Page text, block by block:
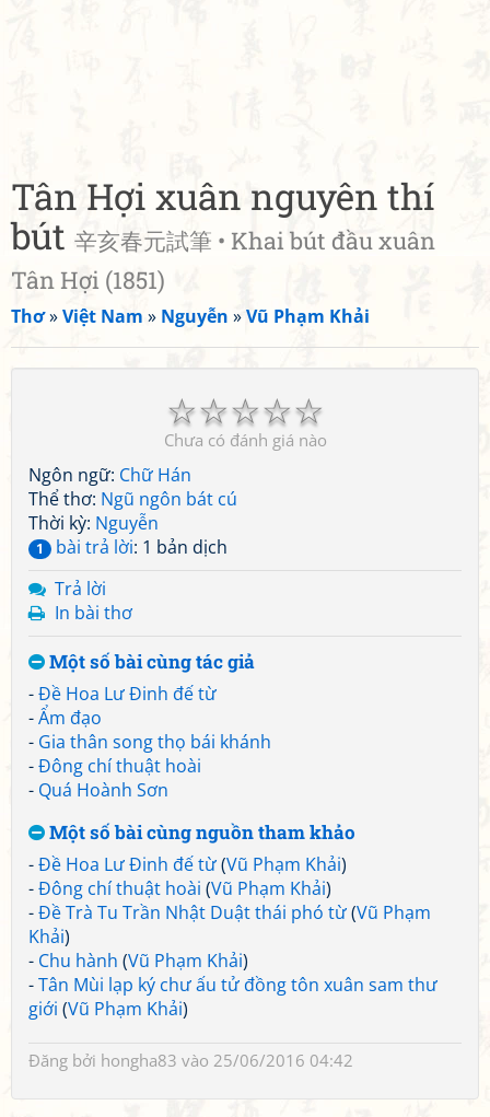
Tân Hợi xuân nguyên thí
bút 辛亥春元試筆 • Khai bút đầu xuân
Tân Hợi (1851)
Thơ»Việt Nam » Nguyễn »Vũ Phạm Khải
☆
☆
☆
☆
☆
Chưa có đánh giá nào
Ngôn ngữ: Chữ Hán
Thể thơ: Ngũ ngôn bát cú
Thời kỳ: Nguyễn
1 bài trả lời: 1 bản dịch
Trả lời
In bài thơ
Một số bài cùng tác giả
-Đề Hoa Lư Đinh đế từ
-Ẩm đạo
- Gia thân song thọ bái khánh
-Đông chí thuật hoài
- Quá Hoành Sơn
Một số bài cùng nguồn tham khảo
-Đề Hoa Lư Đinh đế từ(Vũ Phạm Khải)
-Đông chí thuật hoài (Vũ Phạm Khải)
-Đề Trà Tu Trần Nhật Duật thái phó từ(Vũ Phạm
Khải)
- Chu hành (Vũ Phạm Khải)
-Tân Mùi lạp ký chư ấu tử đồng tôn xuân sam thư
giới (Vũ Phạm Khải)
Đăng bởi hongha83 vào 25/06/2016 04:42